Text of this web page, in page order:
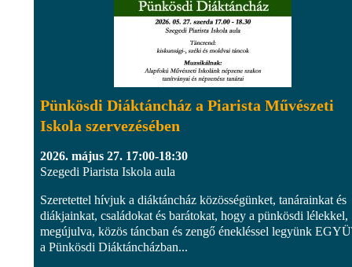
Pünkösdi Diáktáncház a Piarista Művészeti
Iskola szervezésében
2026. május 27. 17:00-18:30
Szegedi Piarista Iskola aula
Szeretettel hívjuk a diáktáncház közösségünket, tanárainkat és
diákjainkat, családokat és barátokat, hogy a pünkösdi lélekkel,
megújulva, közös táncban és zengő énekléssel legyünk
a Pünkösdi Diáktáncházban...